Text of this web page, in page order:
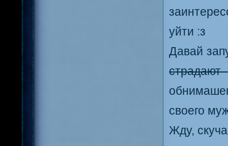
уйти :з
Давай
страдают
своего
Жду,